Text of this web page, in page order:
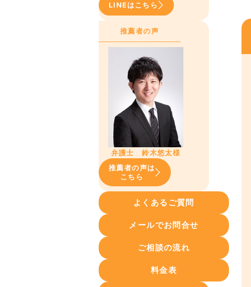
LINEはこちら
推薦者の声
弁護士 鈴木悠太様
推薦者の声は
こちら
よくあるご質問
メールでお問合せ
ご相談の流れ
料金表